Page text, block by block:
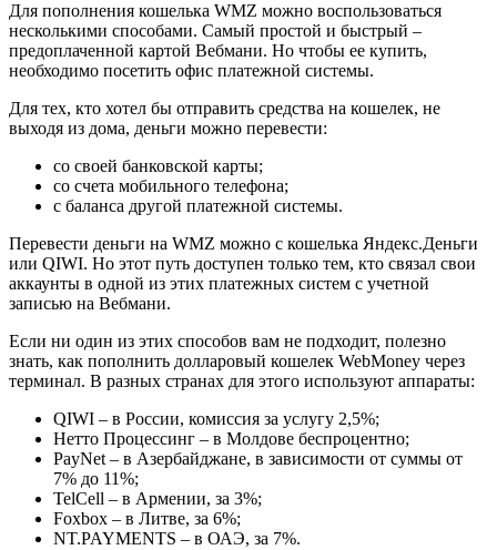
Для пополнения кошелька WMZ можно воспользоваться
несколькими способами. Самый простой и быстрый –
предоплаченной картой Вебмани. Но чтобы ее купить,
необходимо посетить офис платежной системы.
Для тех, кто хотел бы отправить средства на кошелек, не
выходя из дома, деньги можно перевести:
со своей банковской карты;
со счета мобильного телефона;
с баланса другой платежной системы.
Перевести деньги на WMZ можно с кошелька Яндекс.Деньги
или QIWI. Но этот путь доступен только тем, кто связал свои
аккаунты в одной из этих платежных систем с учетной
записью на Вебмани.
Если ни один из этих способов вам не подходит, полезно
знать, как пополнить долларовый кошелек WebMoney через
терминал. В разных странах для этого используют аппараты:
QIWI – в России, комиссия за услугу 2,5%;
Нетто Процессинг – в Молдове беспроцентно;
PayNet – в Азербайджане, в зависимости от суммы от
7% до 11%;
TelCell – в Армении, за 3%;
Foxbox – в Литве, за 6%;
NT.PAYMENTS – в ОАЭ, за 7%.